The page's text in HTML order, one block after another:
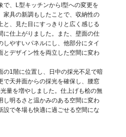
で、L型キッチンからI型への変更を
家具の新調もしたことで、収納性の
と、見た目にすっきりと広く感じる
に仕上がりました。また、壁面の仕
しやすいパネルにし、他部分にタイ
とデザイン性を両立した空間に変わ
の1階に位置し、日中の採光不足で暗
で天井面からの採光を確保し、腰窓
量を増やしました。仕上げも桧の無
し明るさと温かみのある空間に変わ
設で冬場も快適に過ごせる空間にな